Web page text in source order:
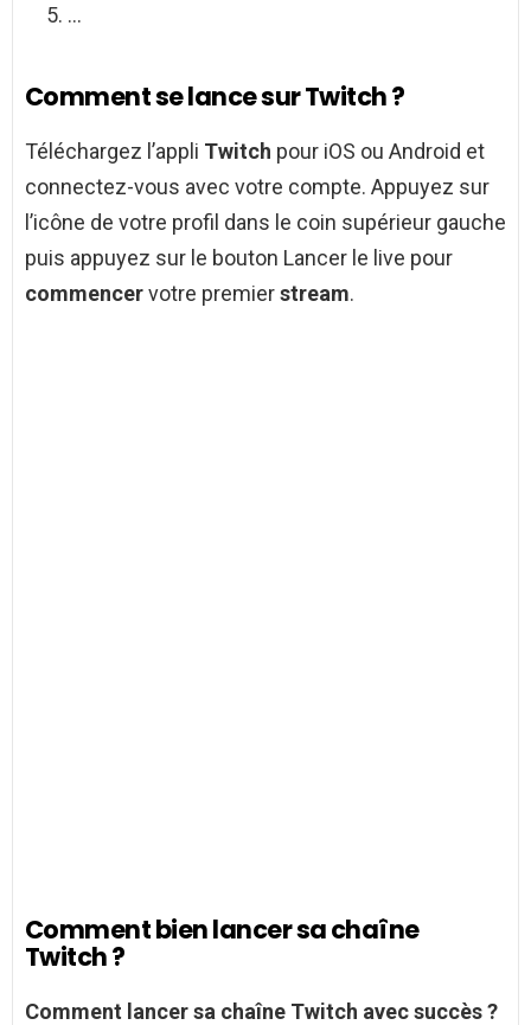
…
Comment se lance sur Twitch ?
Téléchargez l’appli Twitch pour iOS ou Android et
connectez-vous avec votre compte. Appuyez sur
l’icône de votre profil dans le coin supérieur gauche
puis appuyez sur le bouton Lancer le live pour
commencervotre premierstream.
Comment bien lancer sa chaîne
Twitch ?
Comment lancer sa chaîne Twitch avec succès ?